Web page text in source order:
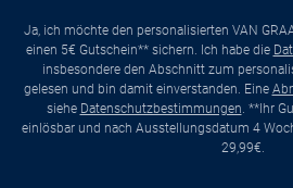
Ja, ich möchte den personalisierten VAN
einen 5€ Gutschein** sichern. Ich habe die
insbesondere den Abschnitt zum
gelesen und bin damit einverstanden. Eine
siehe Datenschutzbestimmungen. **Ihr
einlösbar und nach Ausstellungsdatum 4
29,99€.